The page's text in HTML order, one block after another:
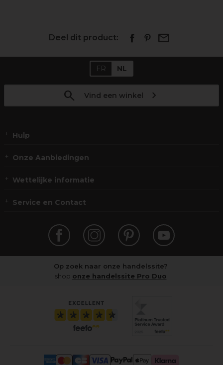
Deel dit product:
FR NL
Vind een winkel
Hulp
Onze Aanbiedingen
Wettelijke informatie
Service en Contact
Op zoek naar onze handelssite?
shop onze handelssite Pro Duo